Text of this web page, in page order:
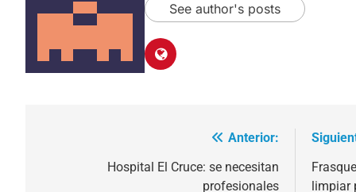
See author's posts
Anterior:
Hospital El Cruce: se necesitan
profesionales
limpiar